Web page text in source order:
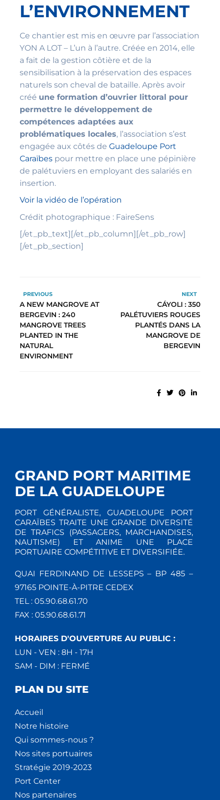
L’ENVIRONNEMENT
Ce chantier est mis en œuvre par l’association
YON A LOT – L’un à l’autre. Créée en 2014, elle
a fait de la gestion côtière et de la
sensibilisation à la préservation des espaces
naturels son cheval de bataille. Après avoir
créé une formation d’ouvrier littoral pour
permettre le développement de
compétences adaptées aux
problématiques locales, l’association s’est
engagée aux côtés de Guadeloupe Port
Caraïbes pour mettre en place une pépinière
de palétuviers en employant des salariés en
insertion.
Voir la vidéo de l’opération
Crédit photographique : FaireSens
[/et_pb_text][/et_pb_column][/et_pb_row]
[/et_pb_section]
PREVIOUS
A NEW MANGROVE AT
BERGEVIN : 240
MANGROVE TREES
PLANTED IN THE
NATURAL
ENVIRONMENT
NEXT
CÁYOLI : 350
PALÉTUVIERS ROUGES
PLANTÉS DANS LA
MANGROVE DE
BERGEVIN
GRAND PORT MARITIME
DE LA GUADELOUPE
PORT GÉNÉRALISTE, GUADELOUPE PORT
CARAÏBES TRAITE UNE GRANDE DIVERSITÉ
DE TRAFICS (PASSAGERS, MARCHANDISES,
NAUTISME) ET ANIME UNE PLACE
PORTUAIRE COMPÉTITIVE ET DIVERSIFIÉE.
QUAI FERDINAND DE LESSEPS – BP 485 –
97165 POINTE-À-PITRE CEDEX
TEL : 05.90.68.61.70
FAX : 05.90.68.61.71
HORAIRES D'OUVERTURE AU PUBLIC :
LUN - VEN : 8H - 17H
SAM - DIM : FERMÉ
PLAN DU SITE
Accueil
Notre histoire
Qui sommes-nous ?
Nos sites portuaires
Stratégie 2019-2023
Port Center
Nos partenaires